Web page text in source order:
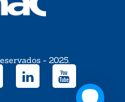
- 2025.